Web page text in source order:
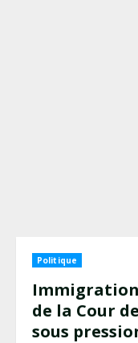
Politique
de la Cour
sous